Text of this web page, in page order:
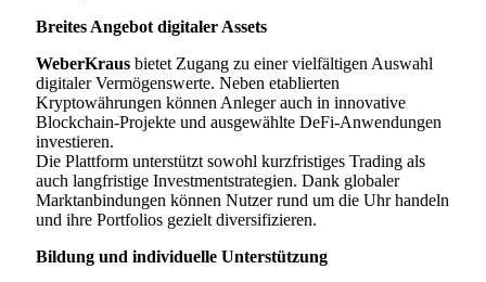
Breites Angebot digitaler Assets
WeberKraus bietet Zugang zu einer vielfältigen Auswahl
digitaler Vermögenswerte. Neben etablierten
Kryptowährungen können Anleger auch in innovative
Blockchain-Projekte und ausgewählte DeFi-Anwendungen
investieren.
Die Plattform unterstützt sowohl kurzfristiges Trading als
auch langfristige Investmentstrategien. Dank globaler
Marktanbindungen können Nutzer rund um die Uhr handeln
und ihre Portfolios gezielt diversifizieren.
Bildung und individuelle Unterstützung